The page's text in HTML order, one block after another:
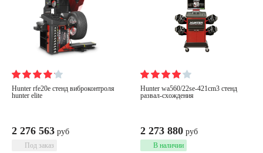
hunter rfe20e cтенд виброконтроля
hunter elite
2 276 563 руб
Под заказ
hunter wa560/22se-421cm3 стенд
развал-схождения
2 273 880 руб
В наличии